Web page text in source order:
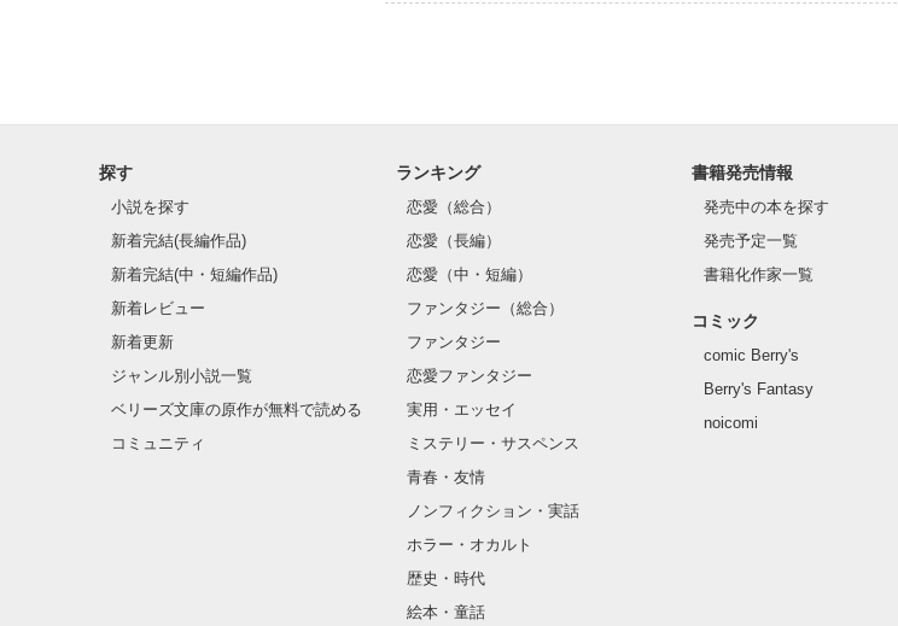
探す
小説を探す
新着完結(長編作品)
新着完結(中・短編作品)
新着レビュー
新着更新
ジャンル別小説一覧
ベリーズ文庫の原作が無料で読める
コミュニティ
ランキング
恋愛（総合）
恋愛（長編）
恋愛（中・短編）
ファンタジー（総合）
ファンタジー
恋愛ファンタジー
実用・エッセイ
ミステリー・サスペンス
青春・友情
ノンフィクション・実話
ホラー・オカルト
歴史・時代
絵本・童話
書籍発売情報
発売中の本を探す
発売予定一覧
書籍化作家一覧
コミック
comic Berry's
Berry's Fantasy
noicomi